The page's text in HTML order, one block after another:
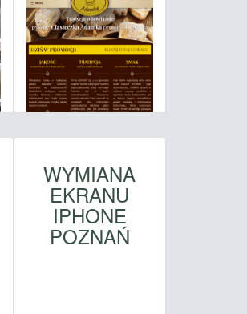
WYMIANA
EKRANU
IPHONE
POZNAŃ